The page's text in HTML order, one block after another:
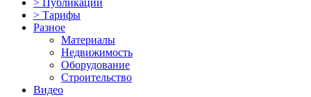
> Публикации
> Тарифы
Разное
Материалы
Недвижимость
Оборудование
Строительство
Видео